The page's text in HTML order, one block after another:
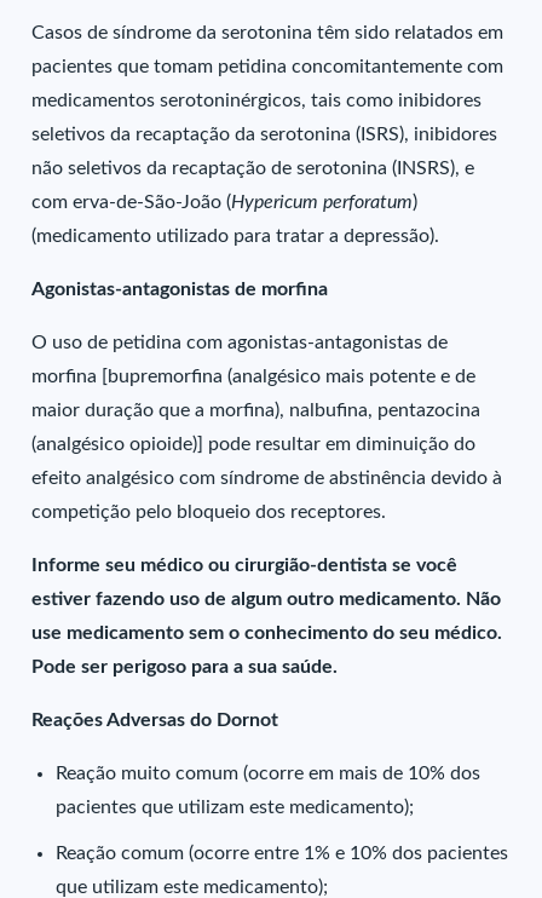
Casos de síndrome da serotonina têm sido relatados em
pacientes que tomam petidina concomitantemente com
medicamentos serotoninérgicos, tais como inibidores
seletivos da recaptação da serotonina (ISRS), inibidores
não seletivos da recaptação de serotonina (INSRS), e
com erva-de-São-João (Hypericum perforatum)
(medicamento utilizado para tratar a depressão).
Agonistas-antagonistas de morfina
O uso de petidina com agonistas-antagonistas de
morfina [bupremorfina (analgésico mais potente e de
maior duração que a morfina), nalbufina, pentazocina
(analgésico opioide)] pode resultar em diminuição do
efeito analgésico com síndrome de abstinência devido à
competição pelo bloqueio dos receptores.
Informe seu médico ou cirurgião-dentista se você
estiver fazendo uso de algum outro medicamento. Não
use medicamento sem o conhecimento do seu médico.
Pode ser perigoso para a sua saúde.
Reações Adversas do Dornot
Reação muito comum (ocorre em mais de 10% dos
pacientes que utilizam este medicamento);
Reação comum (ocorre entre 1% e 10% dos pacientes
que utilizam este medicamento);